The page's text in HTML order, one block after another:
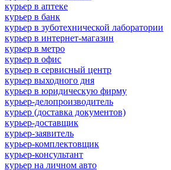
курьер в аптеке
курьер в банк
курьер в зуботехнической лаборатории
курьер в интернет-магазин
курьер в метро
курьер в офис
курьер в сервисный центр
курьер выходного дня
курьер в юридическую фирму
курьер-делопроизводитель
курьер (доставка документов)
курьер-доставщик
курьер-заявитель
курьер-комплектовщик
курьер-консультант
курьер на личном авто